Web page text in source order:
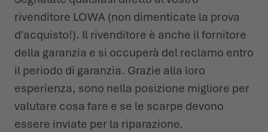
rivenditore LOWA (non dimenticate la prova
d'acquisto!). Il rivenditore è anche il fornitore
della garanzia e si occuperà del reclamo entro
il periodo di garanzia. Grazie alla loro
esperienza, sono nella posizione migliore per
valutare cosa fare e se le scarpe devono
essere inviate per la riparazione.